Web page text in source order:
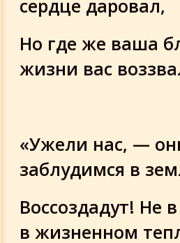
сердце даровал,
Но где же ваша
жизни вас
«Ужели нас, —
заблудимся в
Воссоздадут! Не
в жизненном